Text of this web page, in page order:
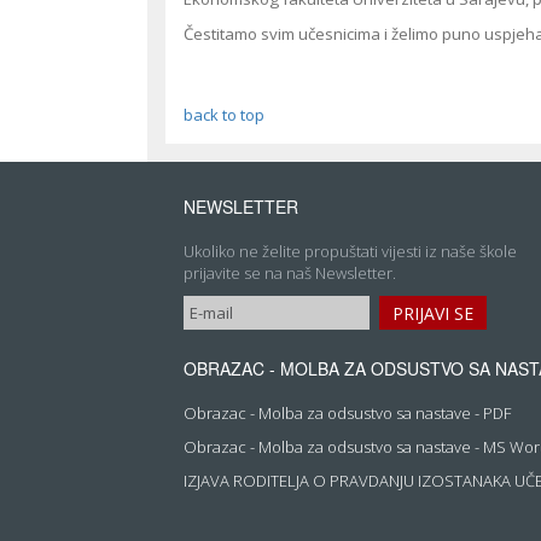
Čestitamo svim učesnicima i želimo puno
back to top
NEWSLETTER
Ukoliko ne želite propuštati vijesti iz naše škole
prijavite se na naš Newsletter.
OBRAZAC - MOLBA ZA ODSUSTVO SA
Obrazac - Molba za odsustvo sa nastave - PDF
Obrazac - Molba za odsustvo sa nastave - MS
IZJAVA RODITELJA O PRAVDANJU IZOSTANAKA